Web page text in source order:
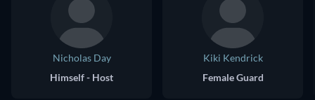
Nicholas Day
Himself - Host
Kiki Kendrick
Female Guard